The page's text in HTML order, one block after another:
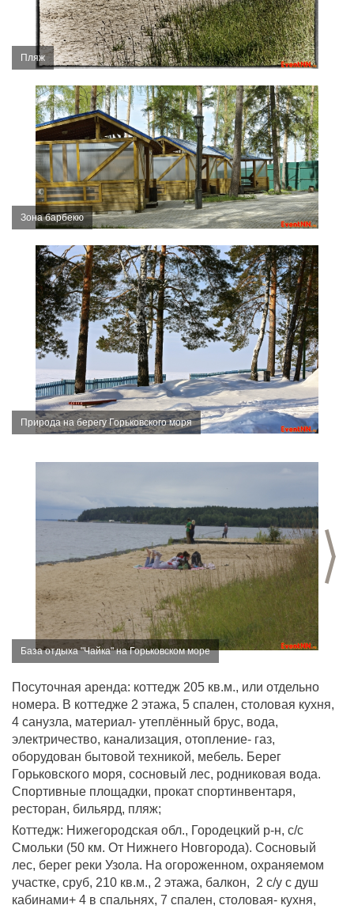
Пляж
Зона барбекю
Природа на берегу Горьковского моря
База отдыха "Чайка" на Горьковском море
Посуточная аренда: коттедж 205 кв.м., или отдельно
номера. В коттедже 2 этажа, 5 спален, столовая кухня,
4 санузла, материал- утеплённый брус, вода,
электричество, канализация, отопление- газ,
оборудован бытовой техникой, мебель. Берег
Горьковского моря, сосновый лес, родниковая вода.
Спортивные площадки, прокат спортинвентаря,
ресторан, бильярд, пляж;
Коттедж: Нижегородская обл., Городецкий р-н, c/c
Смольки (50 км. От Нижнего Новгорода). Сосновый
лес, берег реки Узола. На огороженном, охраняемом
участке, сруб, 210 кв.м., 2 этажа, балкон, 2 с/у с душ
кабинами+ 4 в спальнях, 7 спален, столовая- кухня,